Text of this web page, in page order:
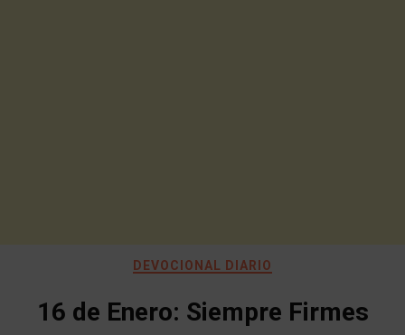
DEVOCIONAL DIARIO
16 de Enero: Siempre Firmes